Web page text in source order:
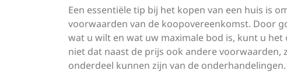
Een essentiële tip bij het kopen van een huis is
voorwaarden van de koopovereenkomst. Door
wat u wilt en wat uw maximale bod is, kunt u
niet dat naast de prijs ook andere
onderdeel kunnen zijn van de